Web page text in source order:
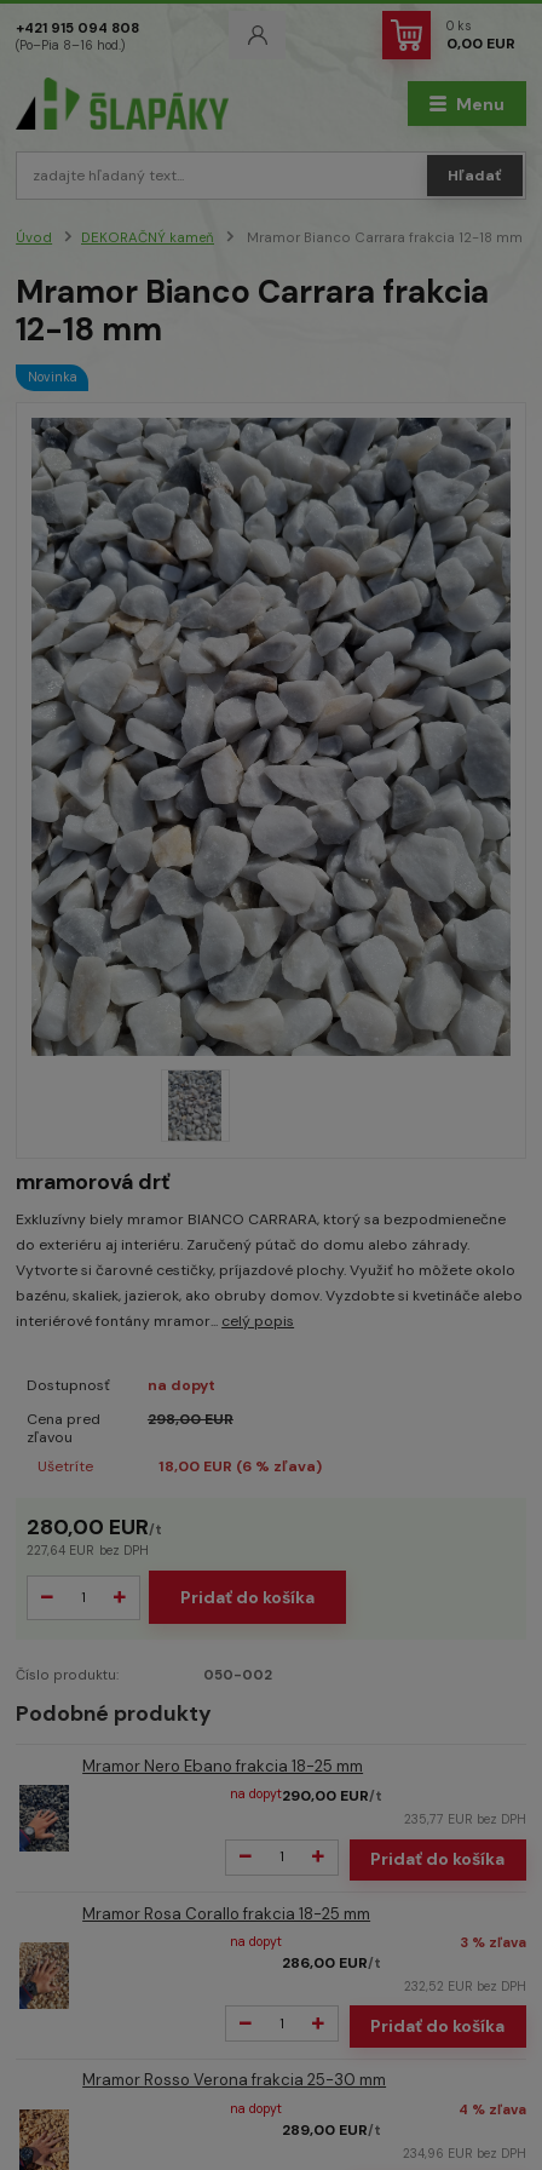
Menu
Hľadať
+421 915 094 808
(Po–Pia 8–16 hod.)
0 ks
0,00 EUR
Úvod DEKORAČNÝ kameň Mramor Bianco Carrara frakcia 12-18 mm
Mramor Bianco Carrara frakcia
12-18 mm
Novinka
mramorová drť
Exkluzívny biely mramor BIANCO CARRARA, ktorý sa bezpodmienečne
do exteriéru aj interiéru. Zaručený pútač do domu alebo záhrady.
Vytvorte si čarovné cestičky, príjazdové plochy. Využiť ho môžete okolo
bazénu, skaliek, jazierok, ako obruby domov. Vyzdobte si kvetináče alebo
interiérové fontány mramor... celý popis
Dostupnosť
na dopyt
Cena pred
zľavou
298,00 EUR
Ušetríte 18,00 EUR (6% zľava)
280,00 EUR/t
227,64 EUR bez DPH
Pridať do košíka
Číslo produktu: 050-002
Podobné produkty
Mramor Nero Ebano frakcia 18-25 mm
290,00 EUR/t
235,77 EUR bez DPH
na dopyt
Pridať do košíka
Mramor Rosa Corallo frakcia 18-25 mm
3 % zľava
286,00 EUR/t
232,52 EUR bez DPH
na dopyt
Pridať do košíka
Mramor Rosso Verona frakcia 25-30 mm
4 % zľava
289,00 EUR/t
234,96 EUR bez DPH
na dopyt